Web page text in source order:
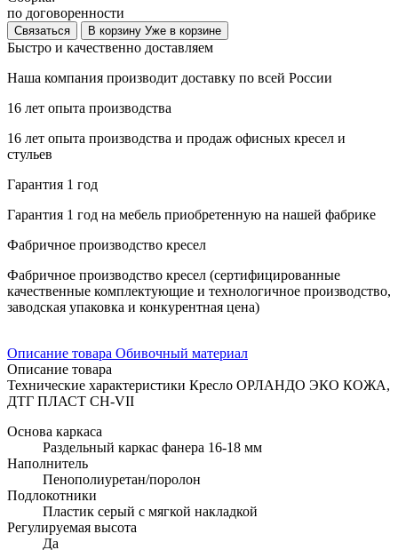
по договоренности
Связаться В корзину Уже в корзине
Быстро и качественно доставляем
Наша компания производит доставку по всей России
16 лет опыта производства
16 лет опыта производства и продаж офисных кресел и
стульев
Гарантия 1 год
Гарантия 1 год на мебель приобретенную на нашей фабрике
Фабричное производство кресел
Фабричное производство кресел (сертифицированные
качественные комплектующие и технологичное производство,
заводская упаковка и конкурентная цена)
Описание товара Обивочный материал
Описание товара
Технические характеристики Кресло ОРЛАНДО ЭКО КОЖА,
ДТГ ПЛАСТ СН-VII
Основа каркаса
Раздельный каркас фанера 16-18 мм
Наполнитель
Пенополиуретан/поролон
Подлокотники
Пластик серый с мягкой накладкой
Регулируемая высота
Да